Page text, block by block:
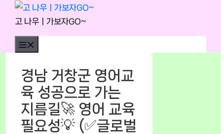
Skip
content
고 나우ㅣ가보자GO~
경남 거창군 영어교
육 성공으로 가는
지름길🚀 영어 교육
필요성💡 (✅글로벌